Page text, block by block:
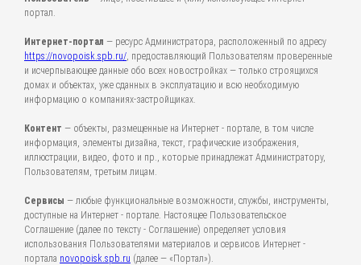
портал.
Интернет-портал — ресурс Администратора, расположенный по адресу
https://novopoisk.spb.ru/, предоставляющий Пользователям проверенные
и исчерпывающее данные обо всех новостройках — только строящихся
домах и объектах, уже сданных в эксплуатацию и всю необходимую
информацию о компаниях-застройщиках.
Контент — объекты, размещенные на Интернет - портале, в том числе
информация, элементы дизайна, текст, графические изображения,
иллюстрации, видео, фото и пр., которые принадлежат Администратору,
Пользователям, третьим лицам.
Сервисы — любые функциональные возможности, службы, инструменты,
доступные на Интернет - портале. Настоящее Пользовательское
Соглашение (далее по тексту - Соглашение) определяет условия
использования Пользователями материалов и сервисов Интернет -
портала novopoisk.spb.ru (далее — «Портал»).